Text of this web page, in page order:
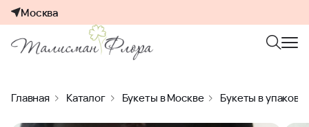
Москва
Главная Каталог Букеты в Москве Букеты в